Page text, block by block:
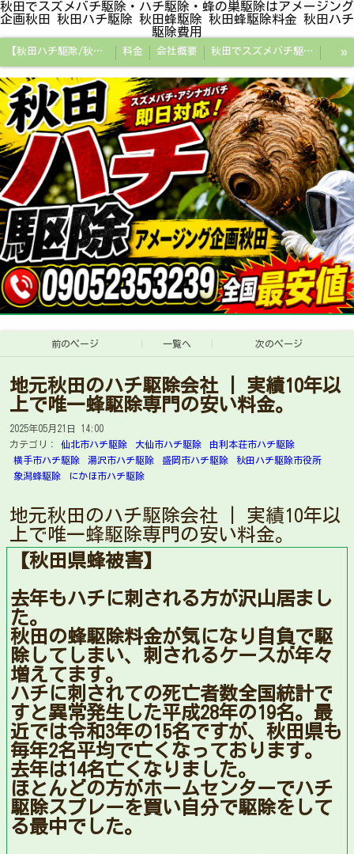
秋田でスズメバチ駆除・ハチ駆除・蜂の巣駆除はアメージング
企画秋田 秋田ハチ駆除 秋田蜂駆除 秋田蜂駆除料金 秋田ハチ
駆除費用
【秋田ハチ駆除/秋田蜂駆除/スズメバチの巣/ハチの巣専門プロ】 料金 会社概要 秋田でスズメバチ駆除・ハチ駆除・蜂の巣駆除はアメージング企画秋田
秋田県の蜂駆除料金・蜂の巣駆除の相場【全国平均と比較】 秋田探偵/秋田県浮気調査/秋田市万引きGメン
秋田便利屋アメージング企画秋田
»
前のページ 一覧へ 次のページ
地元秋田のハチ駆除会社 | 実績10年以
上で唯一蜂駆除専門の安い料金。
2025年05月21日 14:00
カテゴリ：
仙北市ハチ駆除 大仙市ハチ駆除
由利本荘市ハチ駆除
横手市ハチ駆除
湯沢市ハチ駆除 盛岡市ハチ駆除
秋田ハチ駆除市役所
象潟蜂駆除
にかほ市ハチ駆除
地元秋田のハチ駆除会社 | 実績10年以
上で唯一蜂駆除専門の安い料金。
【秋田県蜂被害】
去年もハチに刺される方が沢山居まし
た。
秋田の蜂駆除料金が気になり自負で駆
除してしまい、刺されるケースが年々
増えてます。
ハチに刺されての死亡者数全国統計で
すと異常発生した平成28年の19名。最
近では令和3年の15名ですが、秋田県も
毎年2名平均で亡くなっております。
去年は14名亡くなりました。
ほとんどの方がホームセンターでハチ
駆除スプレーを買い自分で駆除をして
る最中でした。